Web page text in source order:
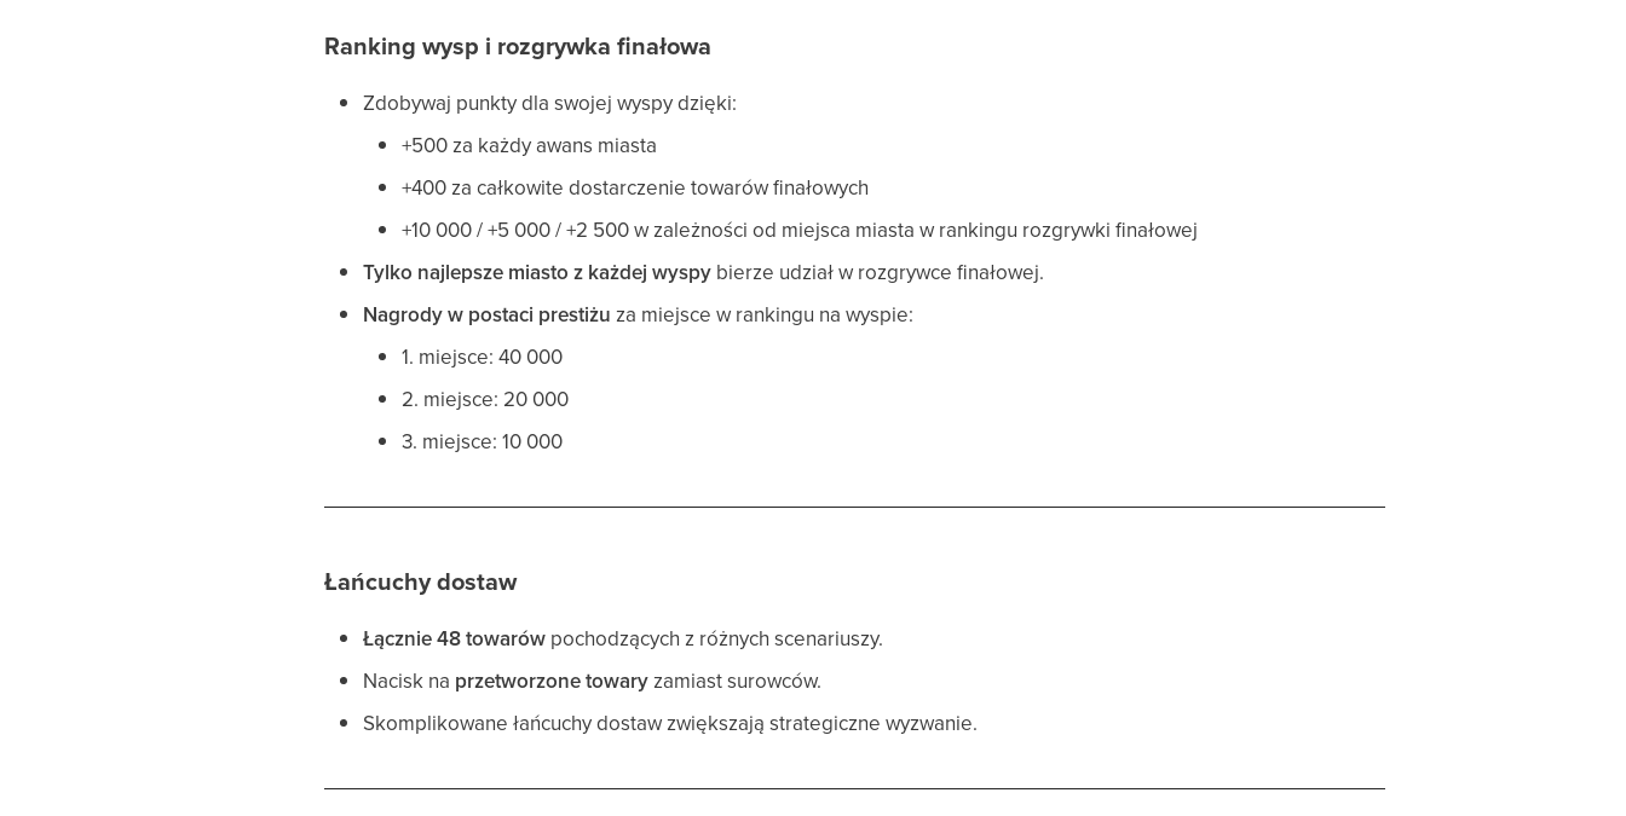
Ranking wysp i rozgrywka finałowa
Zdobywaj punkty dla swojej wyspy dzięki:
+500 za każdy awans miasta
+400 za całkowite dostarczenie towarów finałowych
+10 000 / +5 000 / +2 500 w zależności od miejsca miasta w rankingu rozgrywki finałowej
Tylko najlepsze miasto z każdej wyspy bierze udział w rozgrywce finałowej.
Nagrody w postaci prestiżu za miejsce w rankingu na wyspie:
1. miejsce: 40 000
2. miejsce: 20 000
3. miejsce: 10 000
Łańcuchy dostaw
Łącznie 48 towarów pochodzących z różnych scenariuszy.
Nacisk na przetworzone towaryzamiast surowców.
Skomplikowane łańcuchy dostaw zwiększają strategiczne wyzwanie.